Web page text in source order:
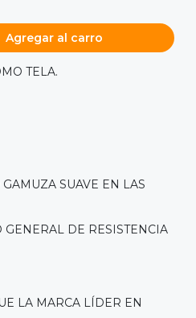
Agregar al carro
TELA.
SUAVE EN LAS
DE RESISTENCIA
LA MARCA LÍDER EN